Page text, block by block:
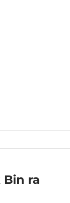
Bin ra